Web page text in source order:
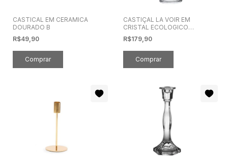
CASTICAL EM CERAMICA
DOURADO B
R$49,90
CASTIÇAL LA VOIR EM
CRISTAL ECOLOGICO
P13xL10xA27,5cm
R$179,90